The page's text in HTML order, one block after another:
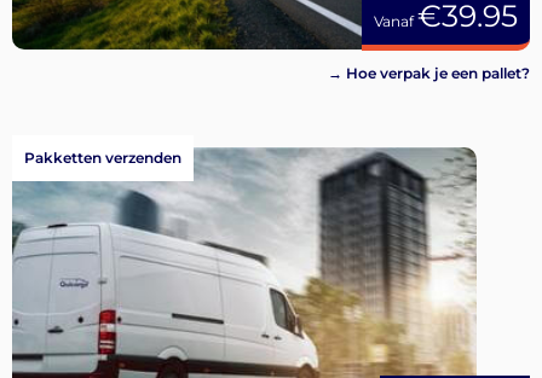
Vanaf€39.95
→ Hoe verpak je een pallet?
Pakketten verzenden